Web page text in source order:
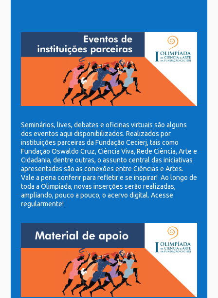
Seminários, lives, debates e oficinas virtuais são alguns
dos eventos aqui disponibilizados. Realizados por
instituições parceiras da Fundação Cecierj, tais como
Fundação Oswaldo Cruz, Ciência Viva, Rede Ciência, Arte e
Cidadania, dentre outras, o assunto central das iniciativas
apresentadas são as conexões entre Ciências e Artes.
Vale a pena conferir para refletir e se inspirar! Ao longo de
toda a Olimpíada, novas inserções serão realizadas,
ampliando, pouco a pouco, o acervo digital. Acesse
regularmente!